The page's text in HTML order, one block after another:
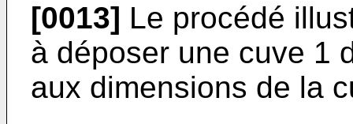
[0013] Le procédé
à déposer une cuve 1
aux dimensions de la